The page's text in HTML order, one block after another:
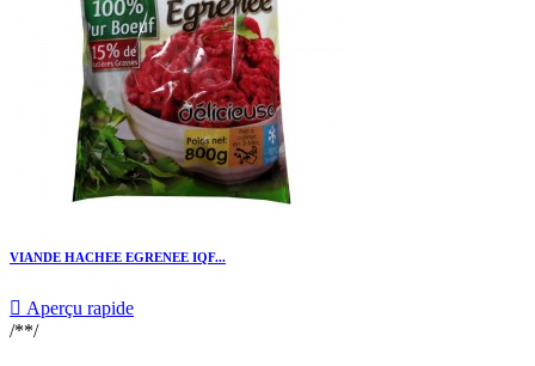
VIANDE HACHEE EGRENEE IQF...
 Aperçu rapide
/**/